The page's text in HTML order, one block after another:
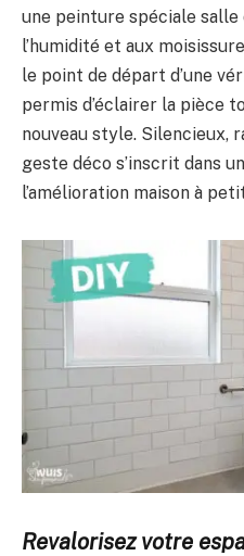
une peinture spéciale salle
l’humidité et aux
le point de départ d’une
permis d’éclairer la pièce
nouveau style. Silencieux,
geste déco s’inscrit dans
l’amélioration maison à
Revalorisez votre